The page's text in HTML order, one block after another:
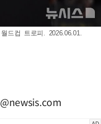
드컵 트로피. 2026.06.01.